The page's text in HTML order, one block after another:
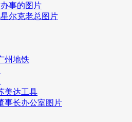
事的图片
尔克老总图片
州地铁
美达工具
事长办公室图片